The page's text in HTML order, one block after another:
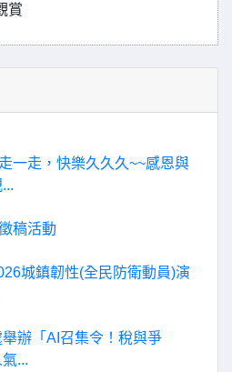
賞
一走，快樂久久久~~感恩與
稿活動
城鎮韌性(全民防衛動員)演
辦「AI召集令！稅與爭
...